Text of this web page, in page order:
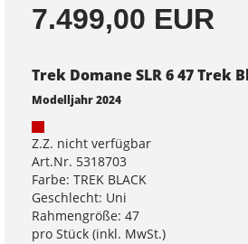
7.499,00 EUR
Trek Domane SLR 6 47 Trek
Modelljahr 2024
Z.Z. nicht verfügbar
Art.Nr. 5318703
Farbe: TREK BLACK
Geschlecht: Uni
Rahmengröße: 47
pro Stück (inkl. MwSt.)